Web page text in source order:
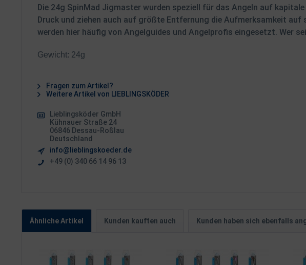
Die 24g SpinMad Jigmaster wurden speziell für das Angeln auf
Druck und ziehen auch auf größte Entfernung die Aufmerksamkeit
werden hier häufig von Angelguides und Angelprofis eingesetzt. Wer
Gewicht: 24g
Fragen zum Artikel?
Weitere Artikel von LIEBLINGSKÖDER
Lieblingsköder GmbH
Kühnauer Straße 24
06846 Dessau-Roßlau
Deutschland
info@lieblingskoeder.de
+49 (0) 340 66 14 96 13
Ähnliche Artikel Kunden kauften auch Kunden haben sich ebenfalls